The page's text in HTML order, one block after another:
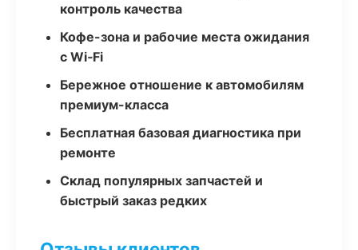
контроль качества
Кофе-зона и рабочие места ожидания
с Wi‑Fi
Бережное отношение к автомобилям
премиум-класса
Бесплатная базовая диагностика при
ремонте
Склад популярных запчастей и
быстрый заказ редких